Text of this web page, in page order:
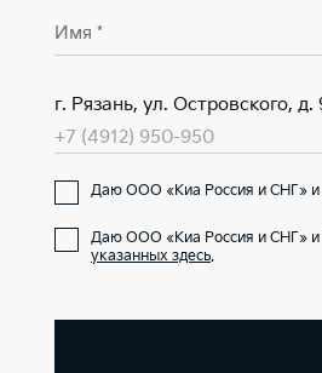
Имя *
г. Рязань, ул. Островского, д.
+7 (4912) 950-950
Даю ООО «Киа Россия и СНГ» и
Даю ООО «Киа Россия и СНГ» и
указанных здесь.